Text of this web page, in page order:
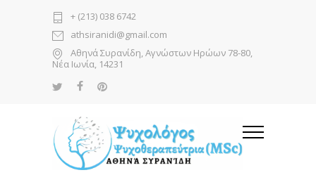
+ (213) 038 6742
athsiranidi@gmail.com
Αθηνά Συρανίδη, Αγνώστων Ηρώων 78-80,
Νέα Ιωνία, 14231